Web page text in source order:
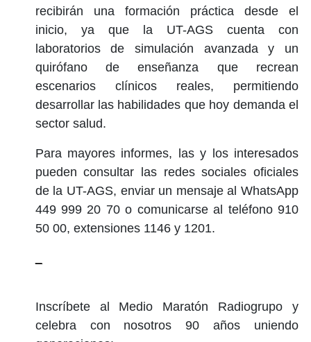
recibirán una formación práctica desde el
inicio, ya que la UT-AGS cuenta con
laboratorios de simulación avanzada y un
quirófano de enseñanza que recrean
escenarios clínicos reales, permitiendo
desarrollar las habilidades que hoy demanda el
sector salud.
Para mayores informes, las y los interesados
pueden consultar las redes sociales oficiales
de la UT-AGS, enviar un mensaje al WhatsApp
449 999 20 70 o comunicarse al teléfono 910
50 00, extensiones 1146 y 1201.
Inscríbete al Medio Maratón Radiogrupo y
celebra con nosotros 90 años uniendo